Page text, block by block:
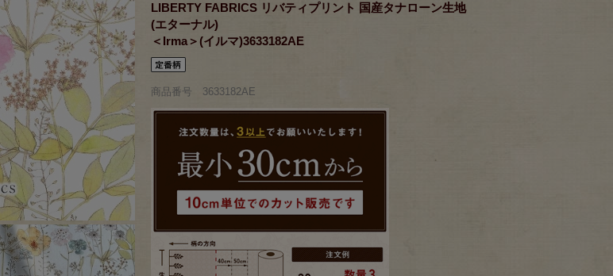
LIBERTY FABRICS リバティプリント 国産タナローン生地
(エターナル)
＜Irma＞(イルマ)3633182AE
商品番号 3633182AE